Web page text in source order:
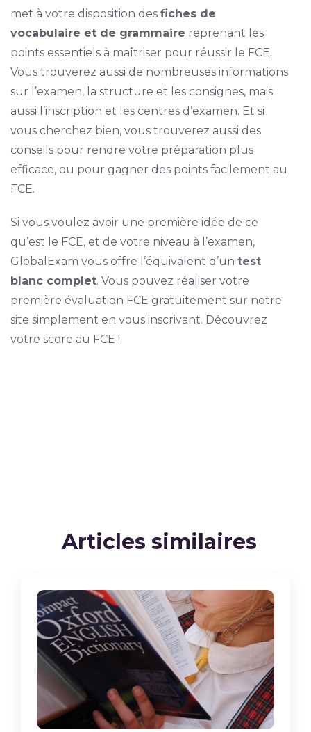
met à votre disposition des fiches de
vocabulaire et de grammaire reprenant les
points essentiels à maîtriser pour réussir le FCE.
Vous trouverez aussi de nombreuses informations
sur l’examen, la structure et les consignes, mais
aussi l’inscription et les centres d’examen. Et si
vous cherchez bien, vous trouverez aussi des
conseils pour rendre votre préparation plus
efficace, ou pour gagner des points facilement au
FCE.
Si vous voulez avoir une première idée de ce
qu’est le FCE, et de votre niveau à l’examen,
GlobalExam vous offre l’équivalent d’un test
blanc complet. Vous pouvez réaliser votre
première évaluation FCE gratuitement sur notre
site simplement en vous inscrivant. Découvrez
votre score au FCE !
Articles similaires